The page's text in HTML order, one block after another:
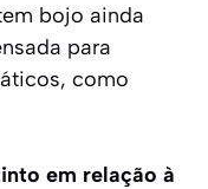
bojo ainda
para
como
em relação à